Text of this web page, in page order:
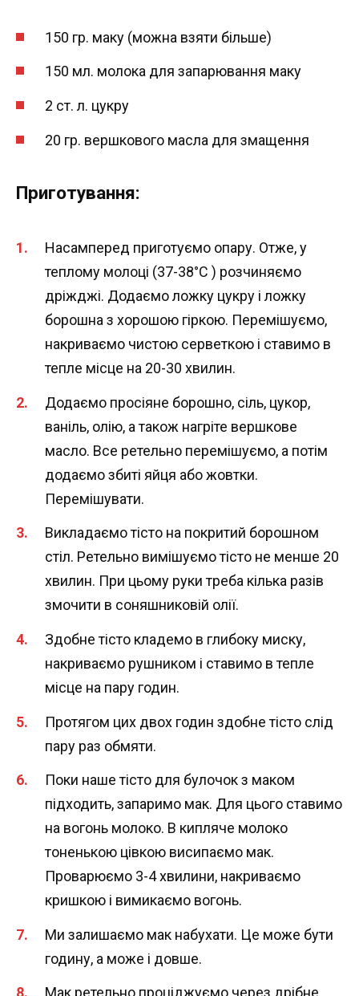
150 гр. маку (можна взяти більше)
150 мл. молока для запарювання маку
2 ст. л. цукру
20 гр. вершкового масла для змащення
Приготування:
Насамперед приготуємо опару. Отже, у
теплому молоці (37-38°C ) розчиняємо
дріжджі. Додаємо ложку цукру і ложку
борошна з хорошою гіркою. Перемішуємо,
накриваємо чистою серветкою і ставимо в
тепле місце на 20-30 хвилин.
Додаємо просіяне борошно, сіль, цукор,
ваніль, олію, а також нагріте вершкове
масло. Все ретельно перемішуємо, а потім
додаємо збиті яйця або жовтки.
Перемішувати.
Викладаємо тісто на покритий борошном
стіл. Ретельно вимішуємо тісто не менше 20
хвилин. При цьому руки треба кілька разів
змочити в соняшниковій олії.
Здобне тісто кладемо в глибоку миску,
накриваємо рушником і ставимо в тепле
місце на пару годин.
Протягом цих двох годин здобне тісто слід
пару раз обмяти.
Поки наше тісто для булочок з маком
підходить, запаримо мак. Для цього ставимо
на вогонь молоко. В кипляче молоко
тоненькою цівкою висипаємо мак.
Проварюємо 3-4 хвилини, накриваємо
кришкою і вимикаємо вогонь.
Ми залишаємо мак набухати. Це може бути
годину, а може і довше.